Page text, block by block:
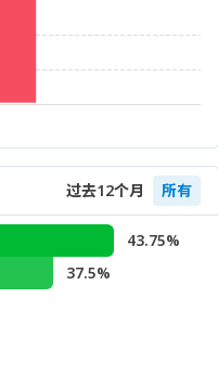
过去12个月 所有
43.75%
37.5%